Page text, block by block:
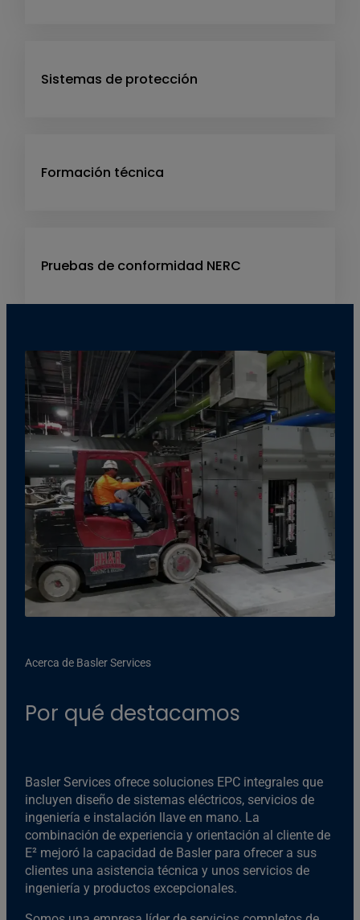
Sistemas de protección
Formación técnica
Pruebas de conformidad NERC
Acerca de Basler Services
Por qué destacamos
Basler Services ofrece soluciones EPC integrales que
incluyen diseño de sistemas eléctricos, servicios de
ingeniería e instalación llave en mano. La
combinación de experiencia y orientación al cliente de
E² mejoró la capacidad de Basler para ofrecer a sus
clientes una asistencia técnica y unos servicios de
ingeniería y productos excepcionales.